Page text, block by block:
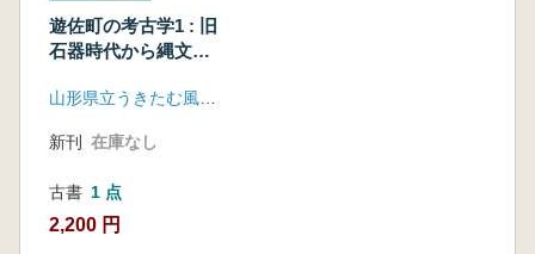
遊佐町の考古学1 : 旧
石器時代から縄文時
新刊 在庫なし
古書 1 点
2,200 円